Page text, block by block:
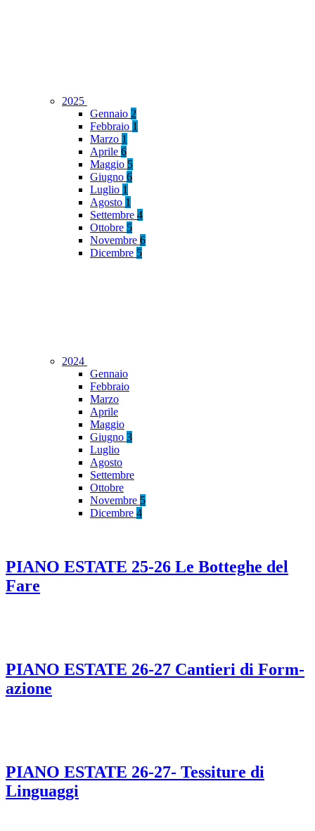
2025
Gennaio 2
Febbraio 1
Marzo 1
Aprile 6
Maggio 5
Giugno 6
Luglio 1
Agosto 1
Settembre 4
Ottobre 5
Novembre 6
Dicembre 5
2024
Gennaio
Febbraio
Marzo
Aprile
Maggio
Giugno 3
Luglio
Agosto
Settembre
Ottobre
Novembre 5
Dicembre 4
PIANO ESTATE 25-26 Le Botteghe del
Fare
PIANO ESTATE 26-27 Cantieri di Form-
azione
PIANO ESTATE 26-27- Tessiture di
Linguaggi